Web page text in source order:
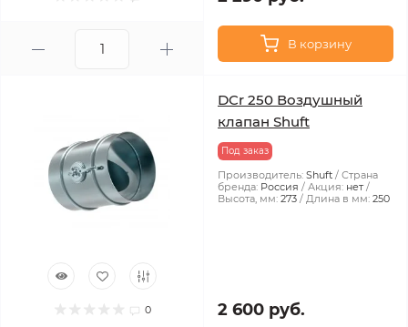
В корзину
0
DCr 250 Воздушный
клапан Shuft
Под заказ
Производитель: Shuft
Страна
бренда: Россия Акция: нет
Высота, мм: 273 Длина в мм: 250
2 600 руб.